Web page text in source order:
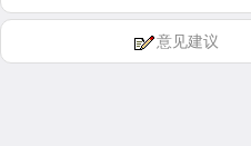
意见建议